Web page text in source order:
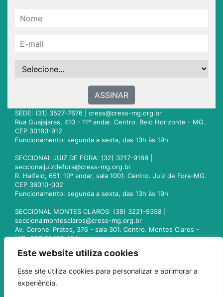
Este website utiliza cookies
Esse site utiliza cookies para personalizar e aprimorar a
experiência.
ASSINAR
SEDE: (31) 3527-7676 | cress@cress-mg.org.br
Rua Guajajaras, 410 - 11º andar. Centro. Belo Horizonte - MG.
CEP 30180-912
Funcionamento: segunda a sexta, das 13h às 19h
SECCIONAL JUIZ DE FORA: (32) 3217-9186 |
seccionaljuizdefora@cress-mg.org.br
R. Halfeld, 651. 10º andar, sala 1001. Centro. Juiz de Fora-MG.
CEP 36010-002
Funcionamento: segunda a sexta, das 13h às 19h
SECCIONAL MONTES CLAROS: (38) 3221-9358 |
seccionalmontesclaros@cress-mg.org.br
Av. Coronel Prates, 376 - sala 301. Centro. Montes Claros -
MG. CEP 39400-104
seccionaluberlandia@cress-mg.org.br
Av. Afonso Pena, 547 - sala 101. Uberlândia - MG. CEP